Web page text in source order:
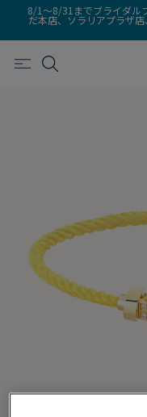
8/1～8/31までブライダル
だ本店、ソラリアプラザ